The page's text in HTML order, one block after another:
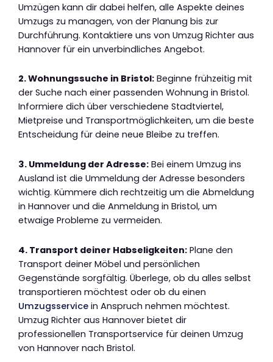
Umzügen kann dir dabei helfen, alle Aspekte deines
Umzugs zu managen, von der Planung bis zur
Durchführung. Kontaktiere uns von Umzug Richter aus
Hannover für ein unverbindliches Angebot.
2. Wohnungssuche in Bristol: Beginne frühzeitig mit
der Suche nach einer passenden Wohnung in Bristol.
Informiere dich über verschiedene Stadtviertel,
Mietpreise und Transportmöglichkeiten, um die beste
Entscheidung für deine neue Bleibe zu treffen.
3. Ummeldung der Adresse: Bei einem Umzug ins
Ausland ist die Ummeldung der Adresse besonders
wichtig. Kümmere dich rechtzeitig um die Abmeldung
in Hannover und die Anmeldung in Bristol, um
etwaige Probleme zu vermeiden.
4. Transport deiner Habseligkeiten: Plane den
Transport deiner Möbel und persönlichen
Gegenstände sorgfältig. Überlege, ob du alles selbst
transportieren möchtest oder ob du einen
Umzugsservice in Anspruch nehmen möchtest.
Umzug Richter aus Hannover bietet dir
professionellen Transportservice für deinen Umzug
von Hannover nach Bristol.